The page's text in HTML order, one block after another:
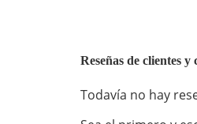
Reseñas de clientes
Todavía no hay